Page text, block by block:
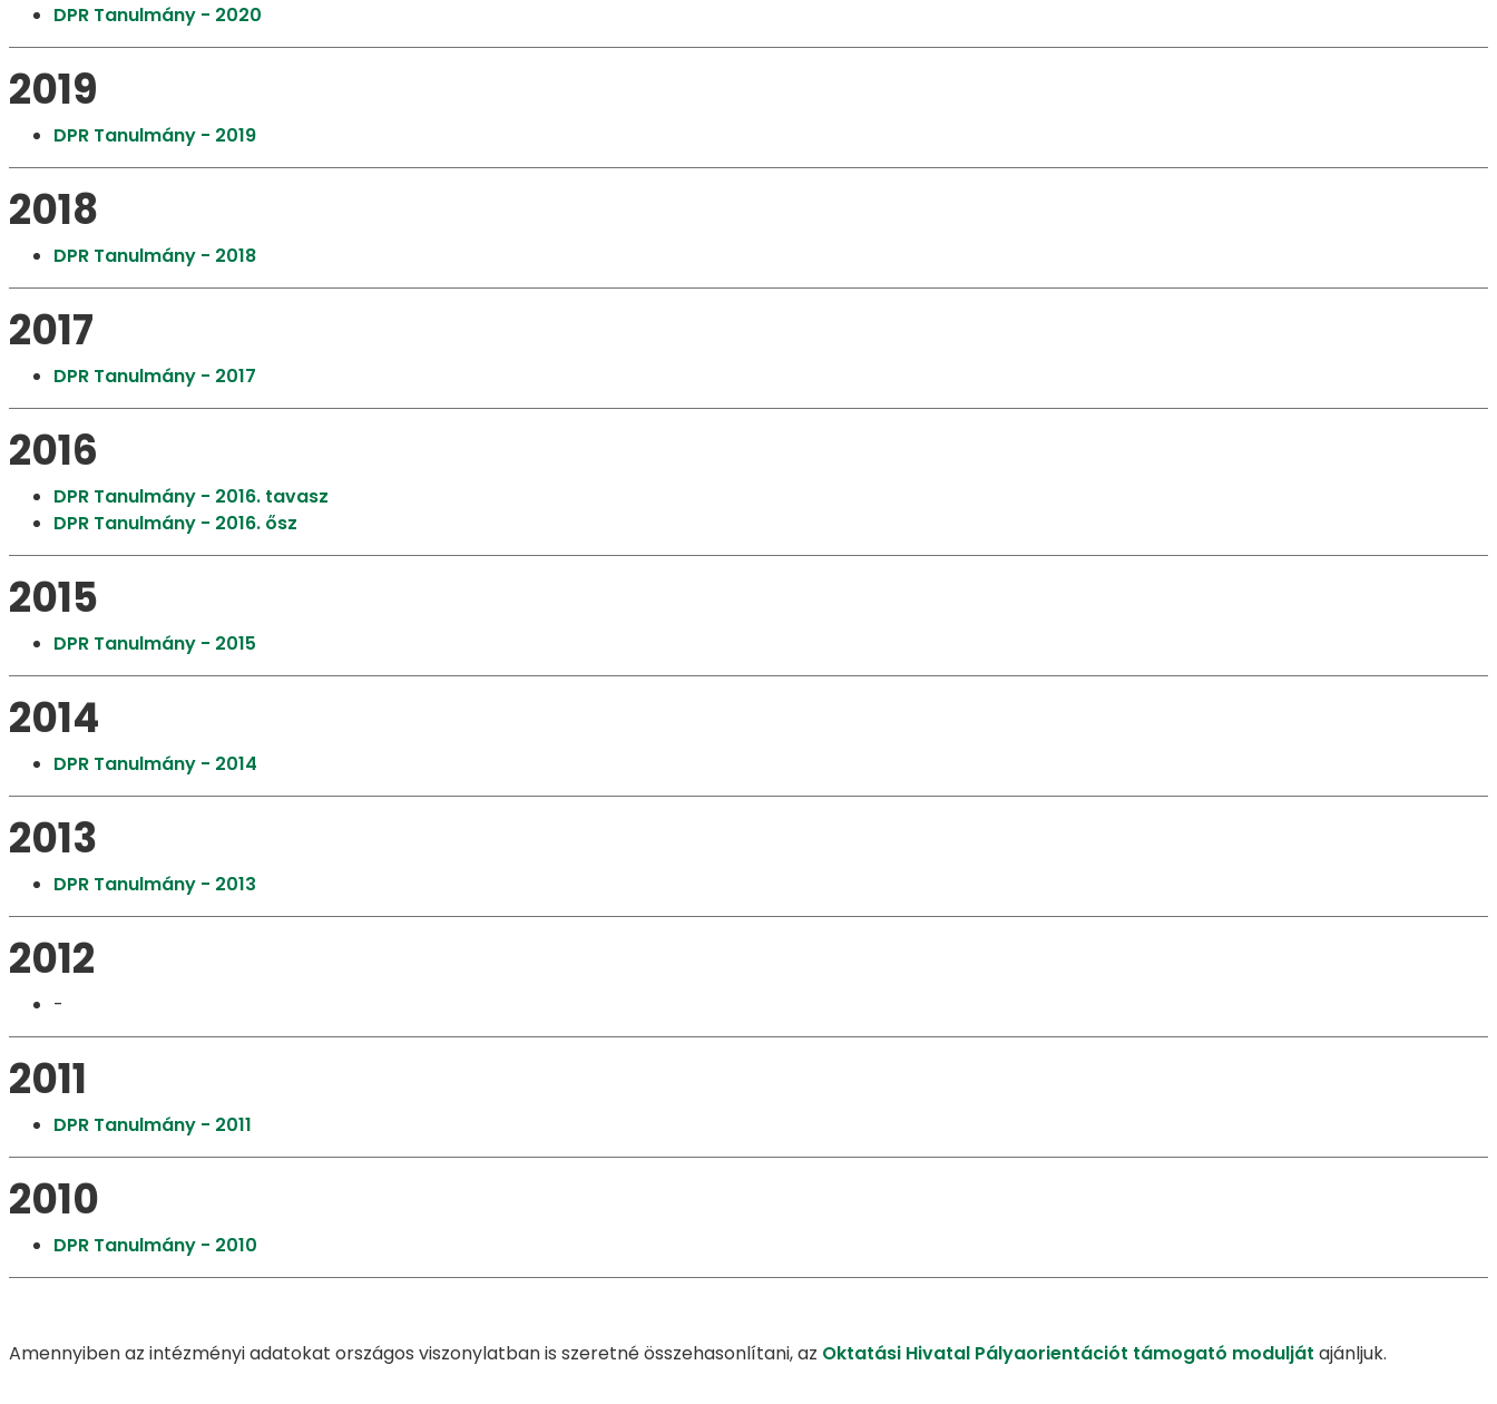
DPR Tanulmány - 2020
2019
DPR Tanulmány - 2019
2018
DPR Tanulmány - 2018​​​​​​​
2017
DPR Tanulmány - 2017
2016
DPR Tanulmány - 2016. tavasz
DPR Tanulmány - 2016. ősz
2015
DPR Tanulmány - 2015
2014
DPR Tanulmány - 2014
2013
DPR Tanulmány - 2013
2012
​​​​​​​​​​​​​​-
2011
DPR Tanulmány - 2011
2010
DPR Tanulmány - 2010
Amennyiben az intézményi adatokat országos viszonylatban is szeretné összehasonlítani, az Oktatási Hivatal Pályaorientációt támogató modulját ajánljuk.